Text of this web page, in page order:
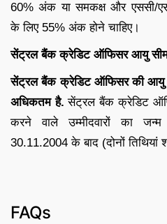
60% अंक या समकक्ष और एससी/
के लिए 55% अंक होने चाहिए।
सेंट्रल बैंक क्रेडिट ऑफिसर आयु
सेंट्रल बैंक क्रेडिट ऑफिसर की आयु
अधिकतम है. सेंट्रल बैंक क्रेडिट
करने वाले उम्मीदवारों का
30.11.2004 के बाद (दोनों तिथियां
FAQs